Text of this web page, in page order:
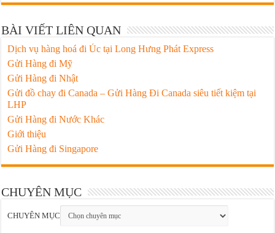
BÀI VIẾT LIÊN QUAN
Dịch vụ hàng hoá đi Úc tại Long Hưng Phát Express
Gửi Hàng đi Mỹ
Gửi Hàng đi Nhật
Gửi đồ chay đi Canada – Gửi Hàng Đi Canada siêu tiết kiệm tại
LHP
Gửi Hàng đi Nước Khác
Giới thiệu
Gửi Hàng đi Singapore
CHUYÊN MỤC
CHUYÊN MỤC